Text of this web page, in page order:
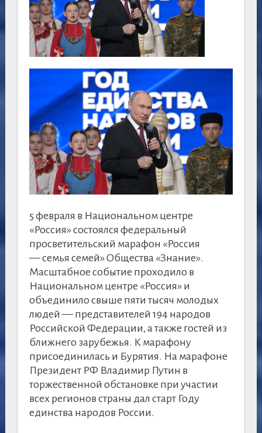
5 февраля в Национальном центре
«Россия» состоялся федеральный
просветительский марафон «Россия
— семья семей» Общества «Знание».
Масштабное событие проходило в
Национальном центре «Россия» и
объединило свыше пяти тысяч молодых
людей — представителей 194 народов
Российской Федерации, а также гостей из
ближнего зарубежья. К марафону
присоединилась и Бурятия. На марафоне
Президент РФ Владимир Путин в
торжественной обстановке при участии
всех регионов страны дал старт Году
единства народов России.